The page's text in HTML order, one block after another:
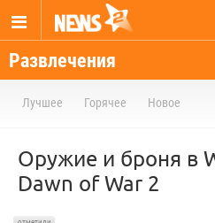
Развлечения
Лучшее Горячее Новое
Оружие и броня в
Dawn of War 2